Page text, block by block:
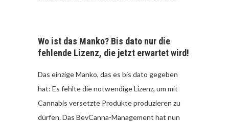
Wo ist das Manko? Bis dato nur die
fehlende Lizenz, die jetzt erwartet wird!
Das einzige Manko, das es bis dato gegeben
hat: Es fehlte die notwendige Lizenz, um mit
Cannabis versetzte Produkte produzieren zu
dürfen. Das BevCanna-Management hat nun